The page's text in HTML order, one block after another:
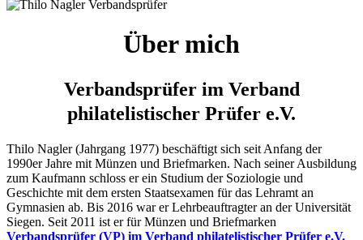
Über mich
Verbandsprüfer im Verband
philatelistischer Prüfer e.V.
Thilo Nagler (Jahrgang 1977) beschäftigt sich seit Anfang der
1990er Jahre mit Münzen und Briefmarken. Nach seiner Ausbildung
zum Kaufmann schloss er ein Studium der Soziologie und
Geschichte mit dem ersten Staatsexamen für das Lehramt an
Gymnasien ab. Bis 2016 war er Lehrbeauftragter an der Universität
Siegen. Seit 2011 ist er für Münzen und Briefmarken
Verbandsprüfer (VP) im Verband philatelistischer Prüfer e.V.